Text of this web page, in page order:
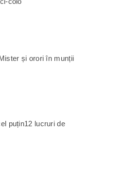
și orori în munții
puțin12 lucruri de